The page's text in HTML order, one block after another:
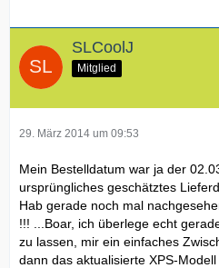
SLCoolJ
Mitglied
29. März 2014 um 09:53
Mein Bestelldatum war ja der
ursprüngliches geschätztes
Hab gerade noch mal
!!! ...Boar, ich überlege echt
zu lassen, mir ein einfaches
dann das aktualisierte XPS-